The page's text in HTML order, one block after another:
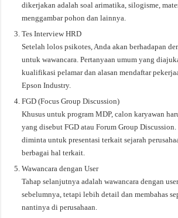
dikerjakan adalah soal arimatika, silogisme,
menggambar pohon dan lainnya.
Tes Interview HRD
Setelah lolos psikotes, Anda akan berhadapan
untuk wawancara. Pertanyaan umum yang
kualifikasi pelamar dan alasan mendaftar
Epson Industry.
FGD (Focus Group Discussion)
Khusus untuk program MDP, calon karyawan
yang disebut FGD atau Forum Group
diminta untuk presentasi terkait sejarah
berbagai hal terkait.
Wawancara dengan User
Tahap selanjutnya adalah wawancara dengan
sebelumnya, tetapi lebih detail dan membahas
nantinya di perusahaan.